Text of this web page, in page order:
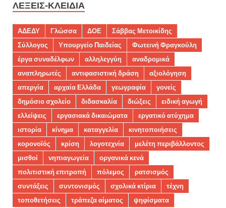
ΛΈΞΕΙΣ-ΚΛΕΙΔΙΆ
ΑΔΕΔΥ Γλώσσα ΔΟΕ
Σάββας Μετοικίδης
Σύλλογος
Υπουργείο Παιδείας
Φωτεινή Φραγκούλη
έργα συναδέλφων
αλληλεγγύη
αναδρομικά
αναπληρωτές
αντιφασιστική δράση
αξιολόγηση
απεργία
αρχαία Ελλάδα γεωγραφία
γονείς
δημόσιο σχολείο
διδασκαλία διώξεις
ειδική αγωγή
ελλείψεις
εργασιακά δικαιώματα
εργατικό ατύχημα
ιστορία
κίνημα καταγγελία
κινητοποιήσεις
κορονοϊός
κρίση λογοτεχνία
μελέτη περιβάλλοντος
μισθοί
νηπιαγωγεία
οργανικά κενά
πολιτιστική επιτροπή
πόλεμος
ρατσισμός
συντάξεις
συντονισμός σχολικά κτίρια
τέχνη
τοποθετήσεις
τράπεζα αίματος ψηφίσματα